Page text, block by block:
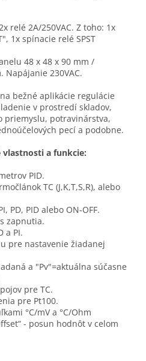
relé 2A/250VAC. Z toho: 1x
1x spínacie relé SPST
48 x 48 x 90 mm /
Napájanie 230VAC.
bežné aplikácie regulácie
v prostredí skladov,
priemyslu, potravinárstva,
pecí a podobne.
vlastnosti a funkcie:
PID.
TC (J,K,T,S,R), alebo
PD, PID alebo ON-OFF.
zapnutia.
a PI.
pre nastavenie žiadanej
a "Pv"=aktuálna súčasne
pre TC.
pre Pt100.
°C/mV a °C/Ohm
- posun hodnôt v celom